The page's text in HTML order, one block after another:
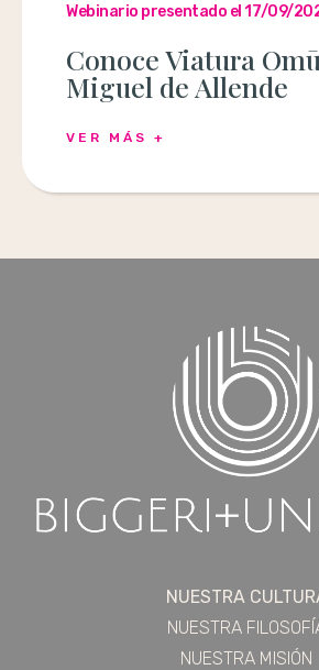
Webinario presentado el 17/09/
Conoce Viatura
Miguel de Allende
VER MÁS +
NUESTRA
NUESTRA
NUESTRA MISIÓN